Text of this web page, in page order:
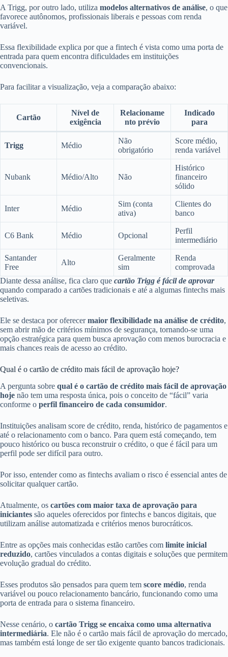
A Trigg, por outro lado, utiliza modelos alternativos de análise, o que
favorece autônomos, profissionais liberais e pessoas com renda
variável.
Essa flexibilidade explica por que a fintech é vista como uma porta de
entrada para quem encontra dificuldades em instituições
convencionais.
Para facilitar a visualização, veja a comparação abaixo:
Cartão
Nível de
exigência
Relacioname
nto prévio
Indicado
para
Trigg Médio
Não
obrigatório
Score médio,
renda variável
Nubank Médio/Alto Não
Histórico
financeiro
sólido
Inter Médio
Sim (conta
ativa)
Clientes do
banco
C6 Bank Médio Opcional
Perfil
intermediário
Santander
Free
Alto
Geralmente
sim
Renda
comprovada
Diante dessa análise, fica claro que cartão Trigg é fácil de aprovar
quando comparado a cartões tradicionais e até a algumas fintechs mais
seletivas.
Ele se destaca por oferecermaior flexibilidade na análise de crédito,
sem abrir mão de critérios mínimos de segurança, tornando-se uma
opção estratégica para quem busca aprovação com menos burocracia e
mais chances reais de acesso ao crédito.
Qual é o cartão de crédito mais fácil de aprovação hoje?
A pergunta sobre qual é o cartão de crédito mais fácil de aprovação
hoje não tem uma resposta única, pois o conceito de “fácil” varia
conforme o perfil financeiro de cada consumidor.
Instituições analisam score de crédito, renda, histórico de pagamentos e
até o relacionamento com o banco. Para quem está começando, tem
pouco histórico ou busca reconstruir o crédito, o que é fácil para um
perfil pode ser difícil para outro.
Por isso, entender como as fintechs avaliam o risco é essencial antes de
solicitar qualquer cartão.
Atualmente, os cartões com maior taxa de aprovação para
iniciantes são aqueles oferecidos por fintechs e bancos digitais, que
utilizam análise automatizada e critérios menos burocráticos.
Entre as opções mais conhecidas estão cartões com limite inicial
reduzido, cartões vinculados a contas digitais e soluções que permitem
evolução gradual do crédito.
Esses produtos são pensados para quem tem score médio, renda
variável ou pouco relacionamento bancário, funcionando como uma
porta de entrada para o sistema financeiro.
Nesse cenário, o cartão Trigg se encaixa como uma alternativa
intermediária. Ele não é o cartão mais fácil de aprovação do mercado,
mas também está longe de ser tão exigente quanto bancos tradicionais.